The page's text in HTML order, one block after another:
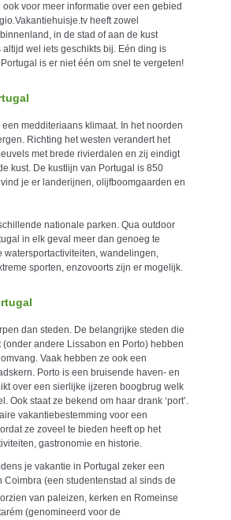
voor meer informatie over een gebied
heeft zowel
in de stad of aan de kust
altijd wel iets geschikts bij. Eén ding is
is er niet één om snel te vergeten!
medditeriaans klimaat. In het noorden
Richting het westen verandert het
met brede rivierdalen en zij eindigt
kust. De kustlijn van Portugal is 850
je er landerijnen, olijfboomgaarden en
nationale parken. Qua outdoor
in elk geval meer dan genoeg te
watersportactiviteiten, wandelingen,
sporten, enzovoorts zijn er mogelijk.
dan steden. De belangrijke steden die
(onder andere Lissabon en Porto) hebben
Vaak hebben ze ook een
Porto is een bruisende haven- en
over een sierlijke ijzeren boogbrug welk
Ook staat ze bekend om haar drank ‘port’.
vakantiebestemming voor een
ze zoveel te bieden heeft op het
gastronomie en historie.
je vakantie in Portugal zeker een
Coimbra (een studentenstad al sinds de
van paleizen, kerken en Romeinse
(genomineerd voor de